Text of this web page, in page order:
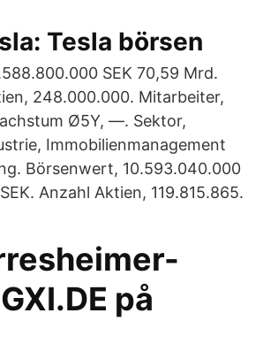
Tesla börsen
SEK 70,59 Mrd.
248.000.000. Mitarbeiter,
Ø5Y, —. Sektor,
Immobilienmanagement
Börsenwert, 10.593.040.000
Anzahl Aktien, 119.815.865.
på